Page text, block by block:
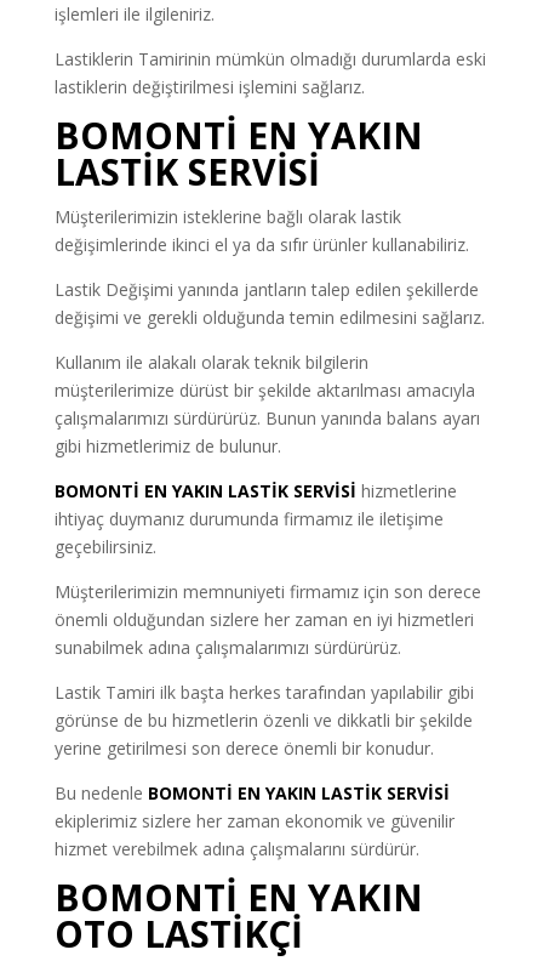
işlemleri ile ilgileniriz.
Lastiklerin Tamirinin mümkün olmadığı durumlarda eski
lastiklerin değiştirilmesi işlemini sağlarız.
BOMONTİ EN YAKIN
LASTİK SERVİSİ
Müşterilerimizin isteklerine bağlı olarak lastik
değişimlerinde ikinci el ya da sıfır ürünler kullanabiliriz.
Lastik Değişimi yanında jantların talep edilen şekillerde
değişimi ve gerekli olduğunda temin edilmesini sağlarız.
Kullanım ile alakalı olarak teknik bilgilerin
müşterilerimize dürüst bir şekilde aktarılması amacıyla
çalışmalarımızı sürdürürüz. Bunun yanında balans ayarı
gibi hizmetlerimiz de bulunur.
BOMONTİ EN YAKIN LASTİK SERVİSİ hizmetlerine
ihtiyaç duymanız durumunda firmamız ile iletişime
geçebilirsiniz.
Müşterilerimizin memnuniyeti firmamız için son derece
önemli olduğundan sizlere her zaman en iyi hizmetleri
sunabilmek adına çalışmalarımızı sürdürürüz.
Lastik Tamiri ilk başta herkes tarafından yapılabilir gibi
görünse de bu hizmetlerin özenli ve dikkatli bir şekilde
yerine getirilmesi son derece önemli bir konudur.
Bu nedenle BOMONTİ EN YAKIN LASTİK SERVİSİ
ekiplerimiz sizlere her zaman ekonomik ve güvenilir
hizmet verebilmek adına çalışmalarını sürdürür.
BOMONTİ EN YAKIN
OTO LASTİKÇİ